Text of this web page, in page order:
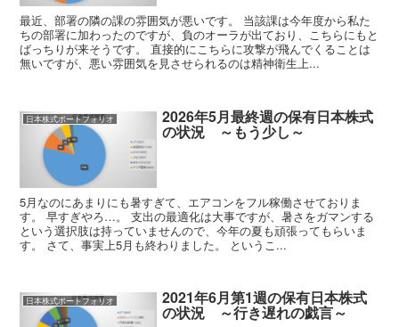
最近、部署の隣の課の雰囲気が悪いです。 当該課は今年度から私た
ちの部署に加わったのですが、負のオーラが出ており、こちらにもと
ばっちりが来そうです。 直接的にこちらに攻撃が飛んでくることは
無いですが、悪い雰囲気を見させられるのは精神衛生上...
日本株式ポートフォリオ 2026年5月最終週の保有日本株式
の状況 ～もう少し～
5月なのにあまりにも暑すぎて、エアコンをフル稼働させておりま
す。 早すぎやろ…。 支出の最適化は大事ですが、暑さをガマンする
という選択肢は持っていませんので、今年の夏も頑張ってもらいま
す。 さて、事実上5月も終わりました。 というこ...
日本株式ポートフォリオ 2021年6月第1週の保有日本株式
の状況 ～行き遅れの戯言～